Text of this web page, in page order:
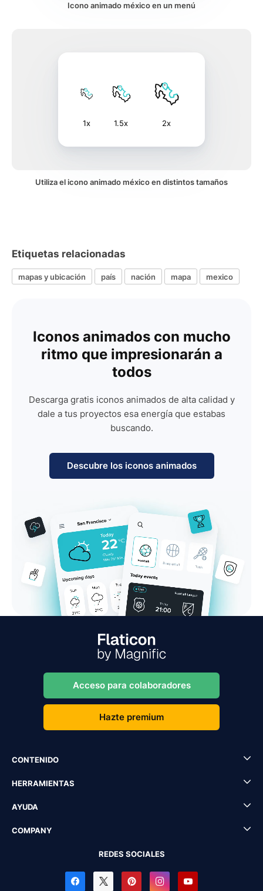
Icono animado méxico en un menú
1x 1.5x 2x
Utiliza el icono animado méxico en distintos tamaños
Etiquetas relacionadas
mapas y ubicación país nación mapa mexico
Iconos animados con mucho
ritmo que impresionarán a
todos
Descarga gratis iconos animados de alta calidad y
dale a tus proyectos esa energía que estabas
buscando.
Descubre los iconos animados
Acceso para colaboradores
Hazte premium
CONTENIDO
HERRAMIENTAS
AYUDA
COMPANY
REDES SOCIALES